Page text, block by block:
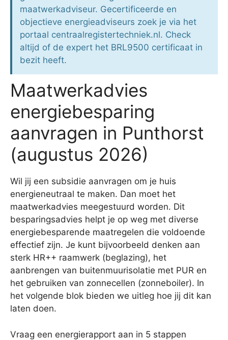
maatwerkadviseur. Gecertificeerde en
objectieve energieadviseurs zoek je via het
portaal centraalregistertechniek.nl. Check
altijd of de expert het BRL9500 certificaat in
bezit heeft.
Maatwerkadvies
energiebesparing
aanvragen in Punthorst
(augustus 2026)
Wil jij een subsidie aanvragen om je huis
energieneutraal te maken. Dan moet het
maatwerkadvies meegestuurd worden. Dit
besparingsadvies helpt je op weg met diverse
energiebesparende maatregelen die voldoende
effectief zijn. Je kunt bijvoorbeeld denken aan
sterk HR++ raamwerk (beglazing), het
aanbrengen van buitenmuurisolatie met PUR en
het gebruiken van zonnecellen (zonneboiler). In
het volgende blok bieden we uitleg hoe jij dit kan
laten doen.
Vraag een energierapport aan in 5 stappen